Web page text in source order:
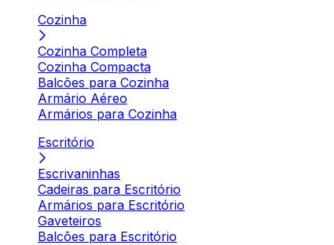
Cozinha
Cozinha Completa
Cozinha Compacta
Balcões para Cozinha
Armário Aéreo
Armários para Cozinha
Escritório
Escrivaninhas
Cadeiras para Escritório
Armários para Escritório
Gaveteiros
Balcões para Escritório